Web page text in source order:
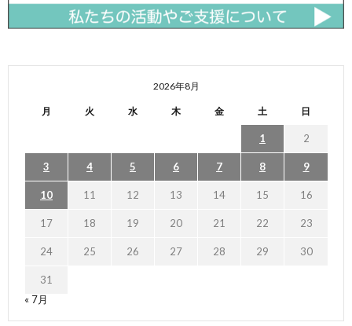
2026年8月
月 火 水 木 金 土 日
1 2
3 4 5 6 7 8 9
10 11 12 13 14 15 16
17 18 19 20 21 22 23
24 25 26 27 28 29 30
31
« 7月